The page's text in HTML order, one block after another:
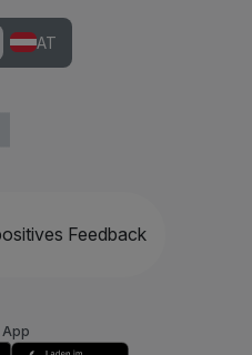
Feedback
AT